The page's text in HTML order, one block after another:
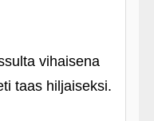
vihaisena
taas hiljaiseksi.